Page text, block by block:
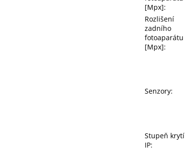
[Mpx]:
Rozlišení
zadního
fotoaparátu
[Mpx]:
Senzory:
Stupeň krytí
IP: